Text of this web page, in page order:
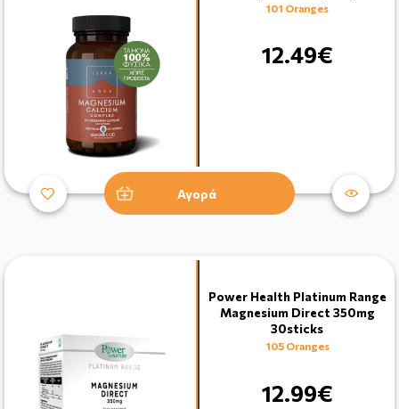
101 Oranges
12.49€
Αγορά
Power Health Platinum Range
Magnesium Direct 350mg
30sticks
105 Oranges
12.99€